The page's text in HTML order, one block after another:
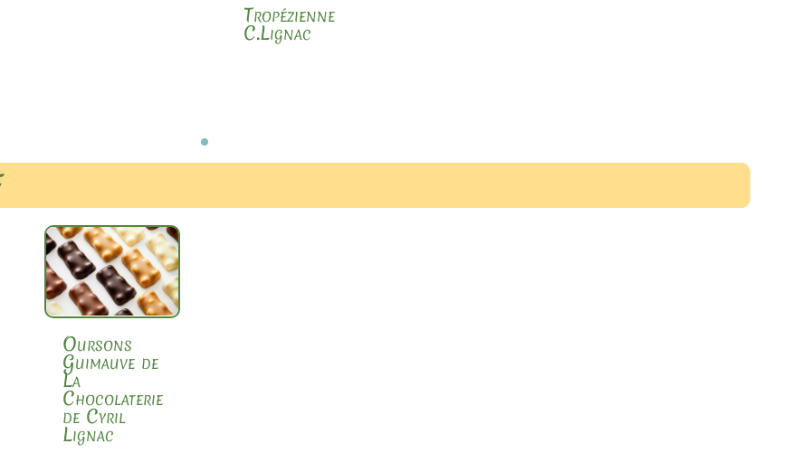
Tropézienne
C.Lignac
Oursons
Guimauve de
La
Chocolaterie
de Cyril
Lignac